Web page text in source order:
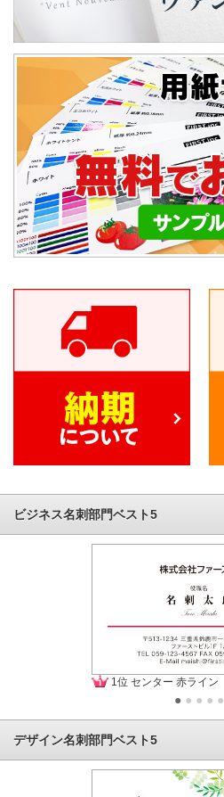
ビジネス名刺部門ベスト5
1位 センター 赤ライン
● ● ● ● ●
デザイン名刺部門ベスト5